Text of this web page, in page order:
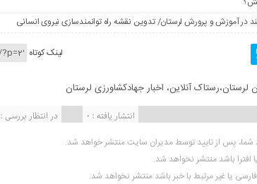
در آموزش و پرورش لرستان/ تدوین نقشه راه توانمندسازی نیروی انسانی
لینک کوتاه
لرستان،رستاک آنلاین، اخبار جهادکشاورزی لرستان
در انتظار بررسی : 0 انتشار یافته : ۰
پس از تایید توسط مدیران سایت منتشر خواهد شد.
افترا باشد منتشر نخواهد شد.
فارسی یا غیر مرتبط با خبر باشد منتشر نخواهد شد.